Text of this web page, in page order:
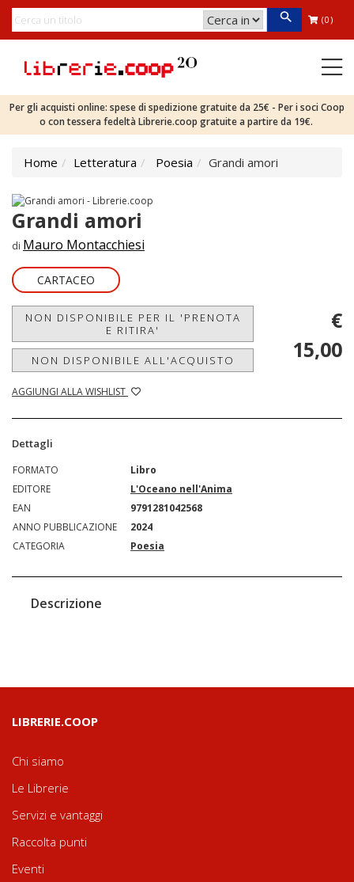
(0)
Per gli acquisti online: spese di spedizione gratuite da 25€ - Per i soci Coop
o con tessera fedeltà Librerie.coop gratuite a partire da 19€.
Home Letteratura Poesia Grandi amori
Grandi amori
di Mauro Montacchiesi
CARTACEO
NON DISPONIBILE PER IL 'PRENOTA
E RITIRA'
NON DISPONIBILE ALL'ACQUISTO
AGGIUNGI ALLA WISHLIST
€
15,00
Dettagli
FORMATO
Libro
EDITORE
L'Oceano nell'Anima
EAN
9791281042568
ANNO PUBBLICAZIONE
2024
CATEGORIA
Poesia
Descrizione
LIBRERIE.COOP
Chi siamo
Le Librerie
Servizi e vantaggi
Raccolta punti
Eventi